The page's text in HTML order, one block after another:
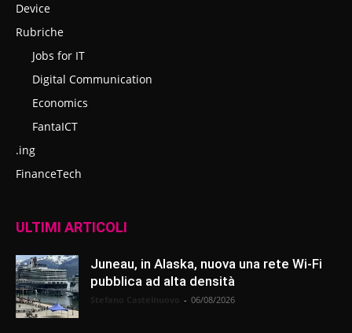
Device
Rubriche
Jobs for IT
Digital Communication
Economics
FantaICT
.ing
FinanceTech
ULTIMI ARTICOLI
Juneau, in Alaska, nuova una rete Wi-Fi
pubblica ad alta densità
- 06/08/2026